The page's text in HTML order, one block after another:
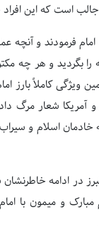
است که این افراد
امام فرمودند و
بگردید و هر چه
ویژگی کاملاً بارز
آمریکا شعار مرگ
خادمان اسلام و
در ادامه
مبارک و میمون با